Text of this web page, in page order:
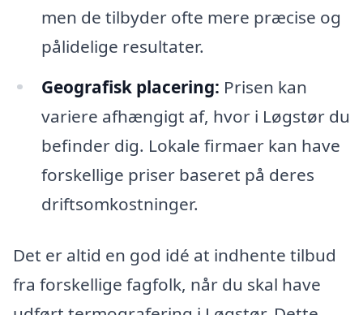
men de tilbyder ofte mere præcise og
pålidelige resultater.
Geografisk placering: Prisen kan
variere afhængigt af, hvor i Løgstør du
befinder dig. Lokale firmaer kan have
forskellige priser baseret på deres
driftsomkostninger.
Det er altid en god idé at indhente tilbud
fra forskellige fagfolk, når du skal have